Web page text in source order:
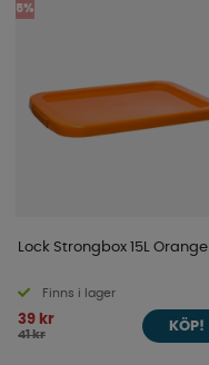
5%
Lock Strongbox 15L Orange
Finns i lager
39 kr
41 kr
KÖP!